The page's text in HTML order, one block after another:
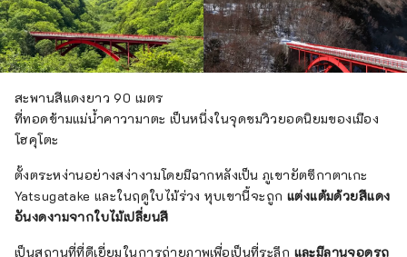
สะพานสีแดงยาว 90 เมตร
ที่ทอดข้ามแม่น้ำคาวามาตะ เป็นหนึ่งในจุดชมวิวยอดนิยมของเมือง
โฮคุโตะ
ตั้งตระหง่านอย่างสง่างามโดยมีฉากหลังเป็น ภูเขายัตซึกาตาเกะ
Yatsugatake และในฤดูใบไม้ร่วง หุบเขานี้จะถูก แต่งแต้มด้วยสีแดง
อันงดงามจากใบไม้เปลี่ยนสี
เป็นสถานที่ที่ดีเยี่ยมในการถ่ายภาพเพื่อเป็นที่ระลึก และมีลานจอดรถ